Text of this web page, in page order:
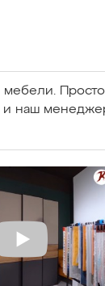
мебели.
и наш